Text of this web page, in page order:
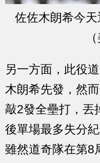
佐佐木朗希今天
另一方面，此役
木朗希先發，然
敲2發全壘打，丟
後單場最多失分
雖然道奇隊在第8